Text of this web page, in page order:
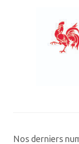
Nos derniers